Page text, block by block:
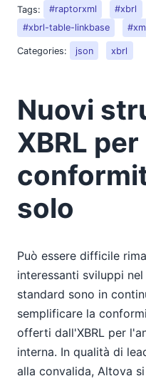
Tags:
#raptorxml #xbrl
#xbrl-table-linkbase
Categories: json xbrl
Nuovi
XBRL per
solo
Può essere difficile
interessanti sviluppi
standard sono in
semplificare la
offerti dall'XBRL per
interna. In qualità di
alla convalida, Altova